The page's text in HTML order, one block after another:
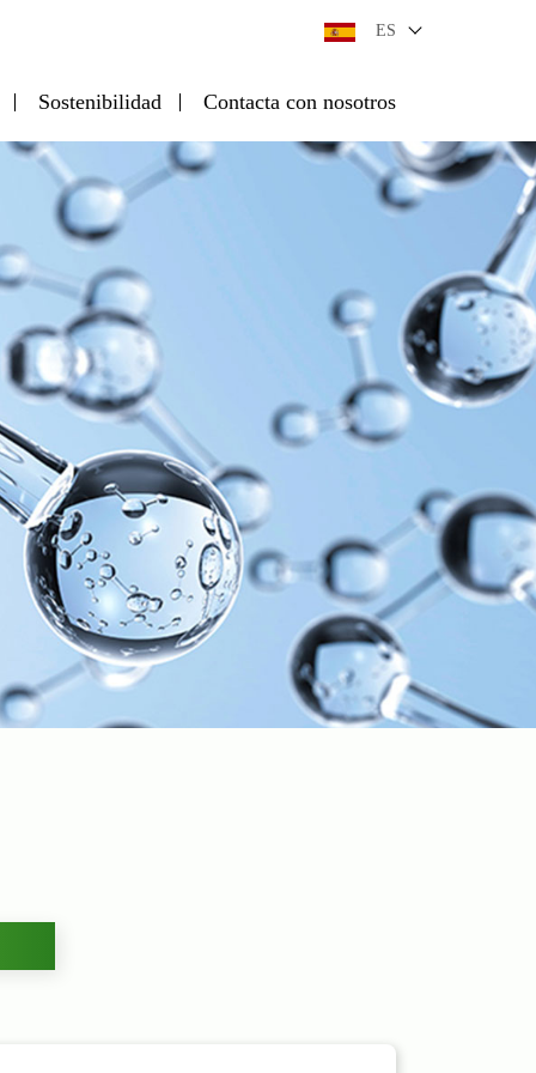
ES
Sostenibilidad Contacta con nosotros